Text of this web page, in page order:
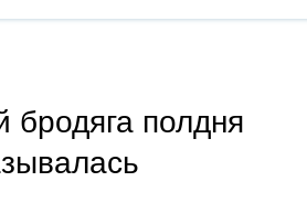
полдня